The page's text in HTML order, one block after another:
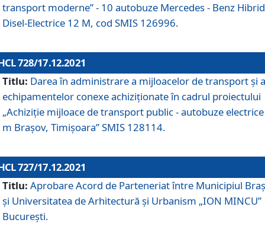
transport moderne” - 10 autobuze Mercedes - Benz Hibrid
Disel-Electrice 12 M, cod SMIS 126996.
728/17.12.2021
Titlu: Darea în administrare a mijloacelor de transport și a
echipamentelor conexe achiziționate în cadrul proiectului
„Achiziție mijloace de transport public - autobuze
m Brașov, Timișoara” SMIS 128114.
727/17.12.2021
Titlu: Aprobare Acord de Parteneriat între Municipiul
și Universitatea de Arhitectură și Urbanism „ION MINCU”
București.